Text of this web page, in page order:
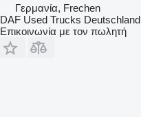
Γερμανία, Frechen
DAF Used Trucks Deutschland
Επικοινωνία με τον πωλητή